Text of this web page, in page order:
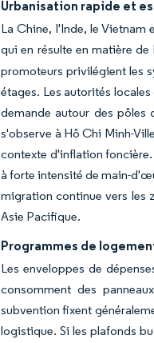
Urbanisation rapide et
La Chine, l'Inde, le Vietnam
qui en résulte en matière
promoteurs privilégient les
étages. Les autorités
demande autour des pôles
s'observe à Hô Chi Minh-
contexte d'inflation
à forte intensité de main-
migration continue vers les
Asie Pacifique.
Programmes de
Les enveloppes de
consomment des
subvention fixent
logistique. Si les plafonds